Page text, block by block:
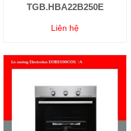
TGB.HBA22B250E
Liên hệ